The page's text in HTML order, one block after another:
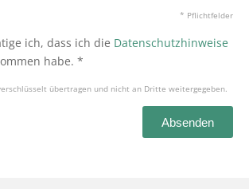
* Pflichtfelder
ich, dass ich die Datenschutzhinweise
habe. *
übertragen und nicht an Dritte weitergegeben.
Absenden